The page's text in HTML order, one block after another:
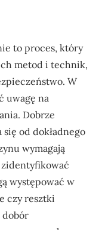
to proces, który
metod i technik,
W
uwagę na
Dobrze
od dokładnego
wymagają
występować w
czy resztki
dobór